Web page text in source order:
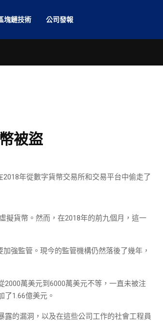
塊鏈技術 公司發報
被盜
年從數字貨幣交易所和交易平台中偷走了
擬貨幣。然而，在2018年的前九個月，這一
強監管。現今的監管機構仍然落後了幾年，
萬美元到6000萬美元不等，一直未被注
1.66億美元。
的漏洞，以及在這些公司工作的社會工程員